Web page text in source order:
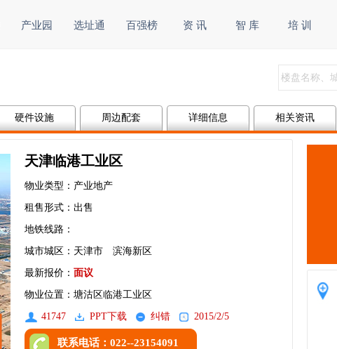
产业园 选址通 百强榜 资 讯 智 库 培 训
硬件设施 周边配套 详细信息 相关资讯
天津临港工业区
物业类型：产业地产
租售形式：出售
地铁线路：
城市城区：天津市 滨海新区
最新报价： 面议
物业位置：塘沽区临港工业区
41747 PPT下载 纠错 2015/2/5
联系电话：022--23154091